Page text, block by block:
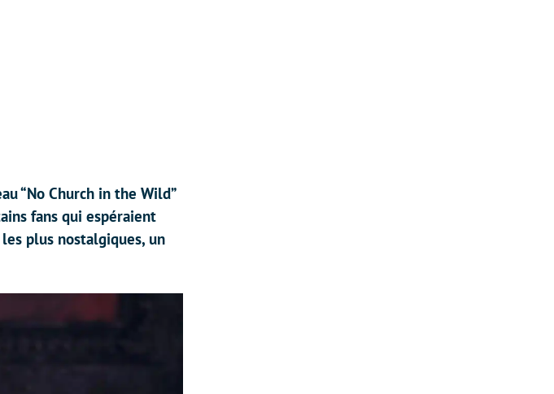
“No Church in the Wild”
fans qui espéraient
plus nostalgiques, un